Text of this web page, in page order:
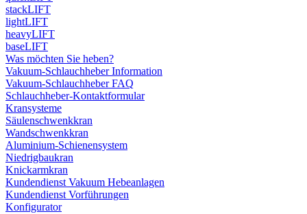
stackLIFT
lightLIFT
heavyLIFT
baseLIFT
Was möchten Sie heben?
Vakuum-Schlauchheber Information
Vakuum-Schlauchheber FAQ
Schlauchheber-Kontaktformular
Kransysteme
Säulenschwenkkran
Wandschwenkkran
Aluminium-Schienensystem
Niedrigbaukran
Knickarmkran
Kundendienst Vakuum Hebeanlagen
Kundendienst Vorführungen
Konfigurator